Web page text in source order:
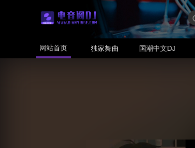
网站首页 独家舞曲 国潮中文DJ